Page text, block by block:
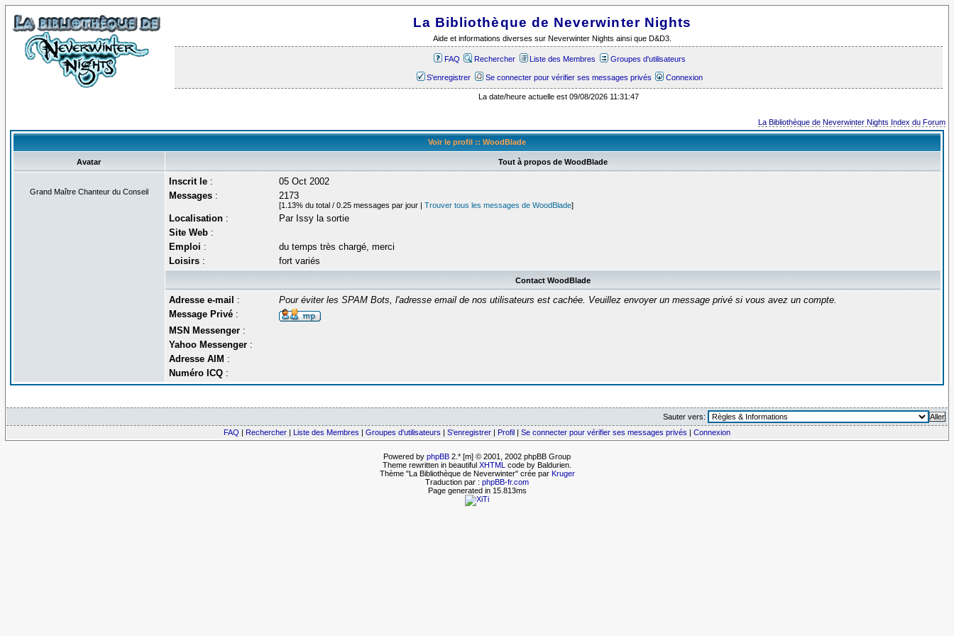
La Bibliothèque de Neverwinter Nights
Aide et informations diverses sur Neverwinter Nights ainsi que D&D3.
FAQ Rechercher Liste des Membres Groupes d'utilisateurs
S'enregistrer Se connecter pour vérifier ses messages privés Connexion
La date/heure actuelle est 09/08/2026 11:31:47
La Bibliothèque de Neverwinter Nights Index du Forum
Voir le profil :: WoodBlade
Avatar Tout à propos de WoodBlade
Grand Maître Chanteur du Conseil
Inscrit le:
05 Oct 2002
Messages: 2173
[1.13% du total / 0.25 messages par jour | Trouver tous les messages de WoodBlade]
Localisation:
Par Issy la sortie
Site Web:
Emploi :
du temps très chargé, merci
Loisirs: fort variés
Contact WoodBlade
Adresse e-mail :
Pour éviter les SPAM Bots, l'adresse email de nos utilisateurs est cachée. Veuillez envoyer un message privé si vous avez un compte.
Message Privé:
MSN Messenger:
Yahoo Messenger:
Adresse AIM :
Numéro ICQ:
Sauter vers:
FAQ
Rechercher Liste des Membres Groupes d'utilisateurs S'enregistrer Profil Se connecter pour vérifier ses messages privés Connexion
Powered by phpBB 2.* [m] © 2001, 2002 phpBB Group
Theme rewritten in beautiful XHTML code by Baldurien.
Thème "La Bibliothèque de Neverwinter" crée par Kruger
Traduction par : phpBB-fr.com
Page generated in 15.813ms